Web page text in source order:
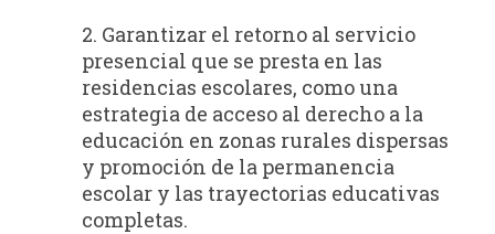
2. Garantizar el retorno al servicio
presencial que se presta en las
residencias escolares, como una
estrategia de acceso al derecho a la
educación en zonas rurales dispersas
y promoción de la permanencia
escolar y las trayectorias educativas
completas.